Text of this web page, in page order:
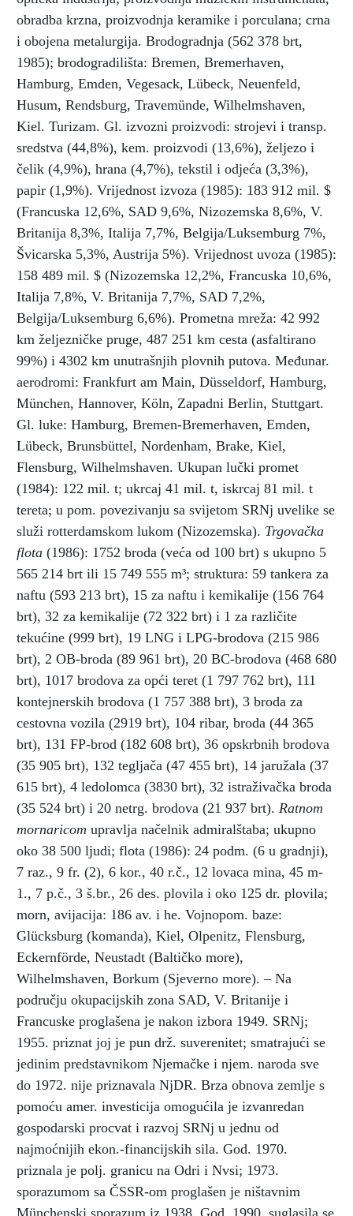
obradba krzna, proizvodnja keramike i porculana; crna
i obojena metalurgija. Brodogradnja (562 378 brt,
1985); brodogradilišta: Bremen, Bremerhaven,
Hamburg, Emden, Vegesack, Lübeck, Neuenfeld,
Husum, Rendsburg, Travemünde, Wilhelmshaven,
Kiel. Turizam. Gl. izvozni proizvodi: strojevi i transp.
sredstva (44,8%), kem. proizvodi (13,6%), željezo i
čelik (4,9%), hrana (4,7%), tekstil i odjeća (3,3%),
papir (1,9%). Vrijednost izvoza (1985): 183 912 mil. $
(Francuska 12,6%, SAD 9,6%, Nizozemska 8,6%, V.
Britanija 8,3%, Italija 7,7%, Belgija/Luksemburg 7%,
Švicarska 5,3%, Austrija 5%). Vrijednost uvoza (1985):
158 489 mil. $ (Nizozemska 12,2%, Francuska 10,6%,
Italija 7,8%, V. Britanija 7,7%, SAD 7,2%,
Belgija/Luksemburg 6,6%). Prometna mreža: 42 992
km željezničke pruge, 487 251 km cesta (asfaltirano
99%) i 4302 km unutrašnjih plovnih putova. Međunar.
aerodromi: Frankfurt am Main, Düsseldorf, Hamburg,
München, Hannover, Köln, Zapadni Berlin, Stuttgart.
Gl. luke: Hamburg, Bremen-Bremerhaven, Emden,
Lübeck, Brunsbüttel, Nordenham, Brake, Kiel,
Flensburg, Wilhelmshaven. Ukupan lučki promet
(1984): 122 mil. t; ukrcaj 41 mil. t, iskrcaj 81 mil. t
tereta; u pom. povezivanju sa svijetom SRNj uvelike se
služi rotterdamskom lukom (Nizozemska). Trgovačka
flota (1986): 1752 broda (veća od 100 brt) s ukupno 5
565 214 brt ili 15 749 555 m³; struktura: 59 tankera za
naftu (593 213 brt), 15 za naftu i kemikalije (156 764
brt), 32 za kemikalije (72 322 brt) i 1 za različite
tekućine (999 brt), 19 LNG i LPG-brodova (215 986
brt), 2 OB-broda (89 961 brt), 20 BC-brodova (468 680
brt), 1017 brodova za opći teret (1 797 762 brt), 111
kontejnerskih brodova (1 757 388 brt), 3 broda za
cestovna vozila (2919 brt), 104 ribar, broda (44 365
brt), 131 FP-brod (182 608 brt), 36 opskrbnih brodova
(35 905 brt), 132 tegljača (47 455 brt), 14 jaružala (37
615 brt), 4 ledolomca (3830 brt), 32 istraživačka broda
(35 524 brt) i 20 netrg. brodova (21 937 brt). Ratnom
mornaricom upravlja načelnik admiralštaba; ukupno
oko 38 500 ljudi; flota (1986): 24 podm. (6 u gradnji),
7 raz., 9 fr. (2), 6 kor., 40 r.č., 12 lovaca mina, 45 m-
1., 7 p.č., 3 š.br., 26 des. plovila i oko 125 dr. plovila;
morn, avijacija: 186 av. i he. Vojnopom. baze:
Glücksburg (komanda), Kiel, Olpenitz, Flensburg,
Eckernförde, Neustadt (Baltičko more),
Wilhelmshaven, Borkum (Sjeverno more). – Na
području okupacijskih zona SAD, V. Britanije i
Francuske proglašena je nakon izbora 1949. SRNj;
1955. priznat joj je pun drž. suverenitet; smatrajući se
jedinim predstavnikom Njemačke i njem. naroda sve
do 1972. nije priznavala NjDR. Brza obnova zemlje s
pomoću amer. investicija omogućila je izvanredan
gospodarski procvat i razvoj SRNj u jednu od
najmoćnijih ekon.-financijskih sila. God. 1970.
priznala je polj. granicu na Odri i Nvsi; 1973.
sporazumom sa ČSSR-om proglašen je ništavnim
Münchenski sporazum iz 1938. God. 1990. suglasila se